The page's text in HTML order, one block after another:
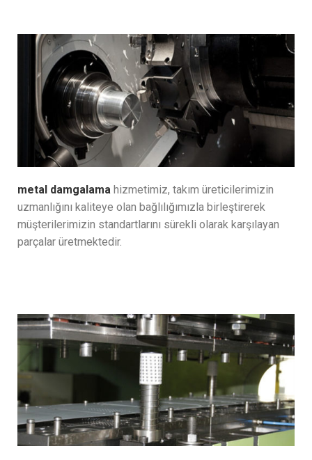
metal damgalama hizmetimiz, takım üreticilerimizin
uzmanlığını kaliteye olan bağlılığımızla birleştirerek
müşterilerimizin standartlarını sürekli olarak karşılayan
parçalar üretmektedir.